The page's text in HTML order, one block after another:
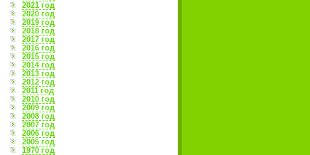
2021 год
2020 год
2019 год
2018 год
2017 год
2016 год
2015 год
2014 год
2013 год
2012 год
2011 год
2010 год
2009 год
2008 год
2007 год
2006 год
2005 год
1970 год